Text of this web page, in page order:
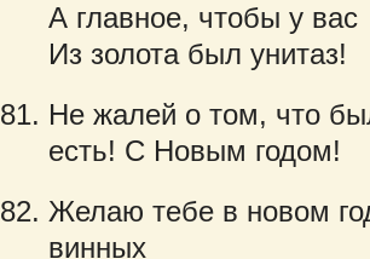
А главное, чтобы у вас
Из золота был унитаз!
Не жалей о том, что
есть! С Новым годом!
Желаю тебе в новом
винных